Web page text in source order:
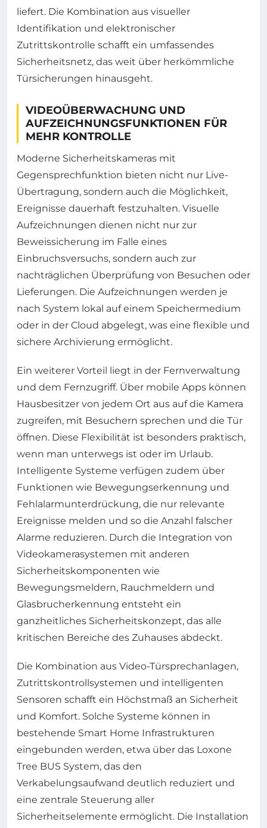
liefert. Die Kombination aus visueller
Identifikation und elektronischer
Zutrittskontrolle schafft ein umfassendes
Sicherheitsnetz, das weit über herkömmliche
Türsicherungen hinausgeht.
VIDEOÜBERWACHUNG UND
AUFZEICHNUNGSFUNKTIONEN FÜR
MEHR KONTROLLE
Moderne Sicherheitskameras mit
Gegensprechfunktion bieten nicht nur Live-
Übertragung, sondern auch die Möglichkeit,
Ereignisse dauerhaft festzuhalten. Visuelle
Aufzeichnungen dienen nicht nur zur
Beweissicherung im Falle eines
Einbruchsversuchs, sondern auch zur
nachträglichen Überprüfung von Besuchen oder
Lieferungen. Die Aufzeichnungen werden je
nach System lokal auf einem Speichermedium
oder in der Cloud abgelegt, was eine flexible und
sichere Archivierung ermöglicht.
Ein weiterer Vorteil liegt in der Fernverwaltung
und dem Fernzugriff. Über mobile Apps können
Hausbesitzer von jedem Ort aus auf die Kamera
zugreifen, mit Besuchern sprechen und die Tür
öffnen. Diese Flexibilität ist besonders praktisch,
wenn man unterwegs ist oder im Urlaub.
Intelligente Systeme verfügen zudem über
Funktionen wie Bewegungserkennung und
Fehlalarmunterdrückung, die nur relevante
Ereignisse melden und so die Anzahl falscher
Alarme reduzieren. Durch die Integration von
Videokamerasystemen mit anderen
Sicherheitskomponenten wie
Bewegungsmeldern, Rauchmeldern und
Glasbrucherkennung entsteht ein
ganzheitliches Sicherheitskonzept, das alle
kritischen Bereiche des Zuhauses abdeckt.
Die Kombination aus Video-Türsprechanlagen,
Zutrittskontrollsystemen und intelligenten
Sensoren schafft ein Höchstmaß an Sicherheit
und Komfort. Solche Systeme können in
bestehende Smart Home Infrastrukturen
eingebunden werden, etwa über das Loxone
Tree BUS System, das den
Verkabelungsaufwand deutlich reduziert und
eine zentrale Steuerung aller
Sicherheitselemente ermöglicht. Die Installation